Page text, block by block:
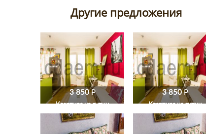
Другие предложения
3 850P
Квартира на сутки
3 850P
Квартира на сутки